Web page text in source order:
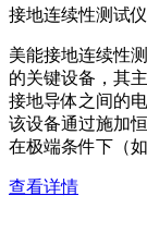
接地连续性测试仪
美能接地连续性
的关键设备，其
接地导体之间的
该设备通过施加
在极端条件下（
查看详情